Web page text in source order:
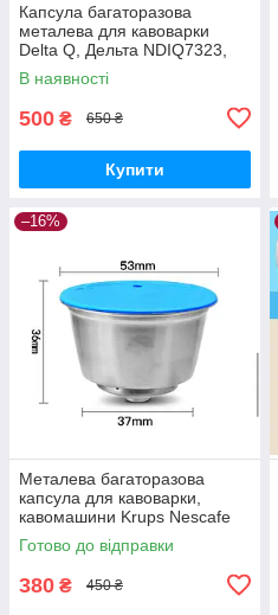
Капсула багаторазова
металева для кавоварки
Delta Q, Дельта NDIQ7323,
ICafilas+ 2 ущільнюючі кільця
CCOMDQ1
В наявності
500 ₴ 650 ₴
Купити
–16%
Металева багаторазова
капсула для кавоварки,
кавомашини Krups Nescafe
Dolce Gusto iCafilas
Готово до відправки
380 ₴ 450 ₴